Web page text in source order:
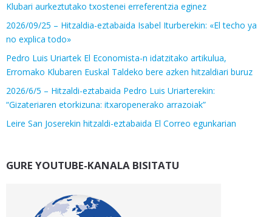
Klubari aurkeztutako txostenei erreferentzia eginez
2026/09/25 – Hitzaldia-eztabaida Isabel Iturberekin: «El techo ya
no explica todo»
Pedro Luis Uriartek El Economista-n idatzitako artikulua,
Erromako Klubaren Euskal Taldeko bere azken hitzaldiari buruz
2026/6/5 – Hitzaldi-eztabaida Pedro Luis Uriarterekin:
“Gizateriaren etorkizuna: itxaropenerako arrazoiak”
Leire San Joserekin hitzaldi-eztabaida El Correo egunkarian
GURE YOUTUBE-KANALA BISITATU